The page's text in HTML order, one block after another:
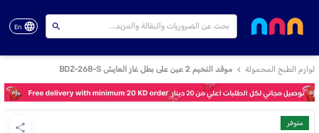
En
لوازم الطبخ المحمولة موقد التخيم 2 عين على بطل غاز العايش BDZ-268-S
متوفر